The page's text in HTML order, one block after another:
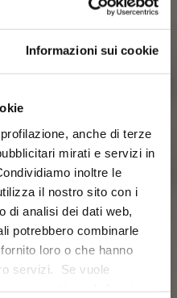
Informazioni sui cookie
anche di terze
mirati e servizi in
inoltre le
il nostro sito con i
di analisi dei dati web,
potrebbero combinarle
loro o che hanno
servizi. Se vuole